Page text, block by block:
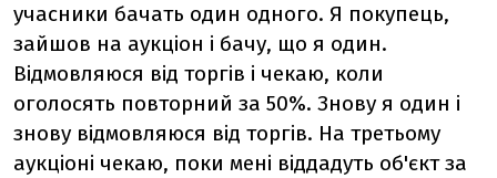
учасники бачать один одного. Я покупець,
зайшов на аукціон і бачу, що я один.
Відмовляюся від торгів і чекаю, коли
оголосять повторний за 50%. Знову я один і
знову відмовляюся від торгів. На третьому
аукціоні чекаю, поки мені віддадуть об'єкт за